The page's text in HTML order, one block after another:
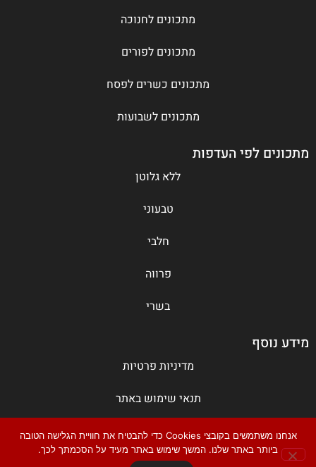
מתכונים לחנוכה
מתכונים לפורים
מתכונים כשרים לפסח
מתכונים לשבועות
מתכונים לפי העדפות
ללא גלוטן
טבעוני
חלבי
פרווה
בשרי
מידע נוסף
מדיניות פרטיות
תנאי שימוש באתר
צור קשר
אנחנו משתמשים בקובצי Cookies כדי להבטיח את חוויית הגלישה הטובה
ביותר באתר שלנו. המשך שימוש באתר מעיד על הסכמתך לכך.